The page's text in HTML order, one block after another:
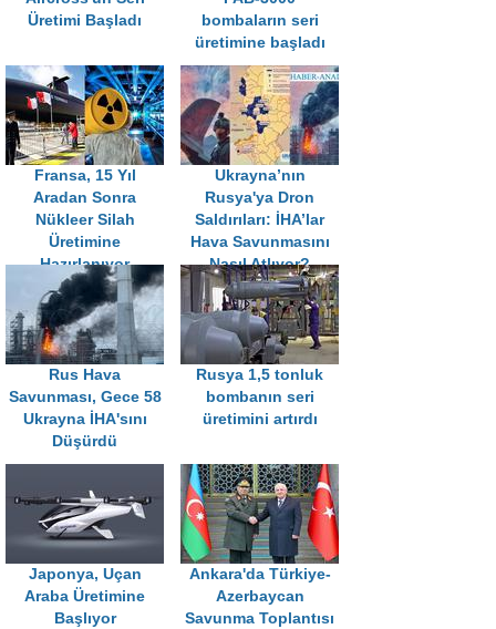
Üretimi Başladı
bombaların seri
üretimine başladı
Fransa, 15 Yıl
Aradan Sonra
Nükleer Silah
Üretimine
Hazırlanıyor
Ukrayna’nın
Rusya'ya Dron
Saldırıları: İHA’lar
Hava Savunmasını
Nasıl Atlıyor?
Rus Hava
Savunması, Gece 58
Ukrayna İHA'sını
Düşürdü
Rusya 1,5 tonluk
bombanın seri
üretimini artırdı
Japonya, Uçan
Araba Üretimine
Başlıyor
Ankara'da Türkiye-
Azerbaycan
Savunma Toplantısı